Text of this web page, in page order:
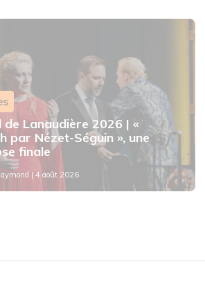
de Lanaudière 2026 | «
par Nézet-Séguin », une
finale
| 4 août 2026